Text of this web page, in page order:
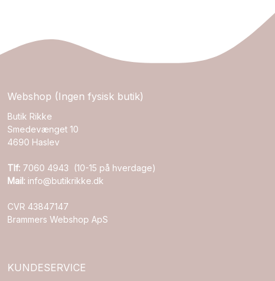
Webshop (Ingen fysisk butik)
Butik Rikke
Smedevænget 10
4690 Haslev
Tlf: 7060 4943 (10-15 på hverdage)
Mail: info@butikrikke.dk
CVR 43847147
Brammers Webshop ApS
KUNDESERVICE